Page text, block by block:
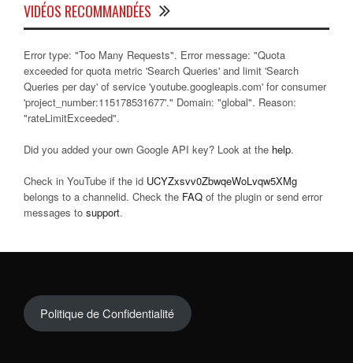
VIDÉOS RECOMMANDÉES
Error type: "Too Many Requests". Error message: "Quota
exceeded for quota metric 'Search Queries' and limit 'Search
Queries per day' of service 'youtube.googleapis.com' for consumer
'project_number:115178531677'." Domain: "global". Reason:
"rateLimitExceeded".
Did you added your own Google API key? Look at the help.
Check in YouTube if the id UCYZxsvv0ZbwqeWoLvqw5XMg
belongs to a channelid. Check the FAQ of the plugin or send error
messages to support.
Politique de Confidentialité